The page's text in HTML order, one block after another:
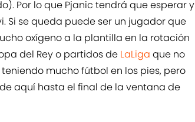
Por lo que Pjanic tendrá que esperar y
Si se queda puede ser un jugador que
oxígeno a la plantilla en la rotación
del Rey o partidos de LaLiga que no
mucho fútbol en los pies, pero
aquí hasta el final de la ventana de